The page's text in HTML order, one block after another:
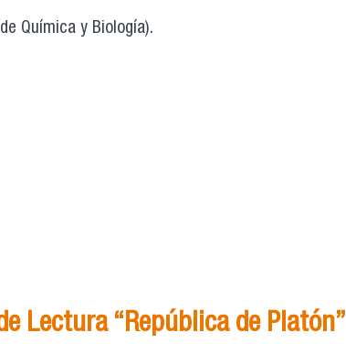
Química y Biología).
Lectura “República de Platón”